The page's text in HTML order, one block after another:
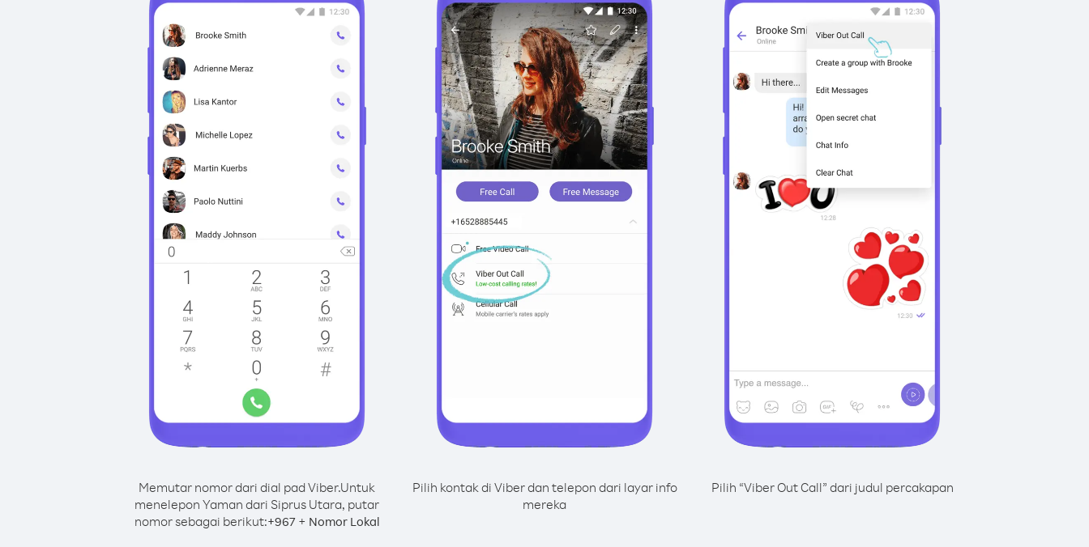
Memutar nomor dari dial pad Viber.Untuk
menelepon Yaman dari Siprus Utara, putar
nomor sebagai berikut:+967+ Nomor Lokal
Pilih kontak di Viber dan telepon dari layar info
mereka
Pilih “Viber Out Call” dari judul percakapan